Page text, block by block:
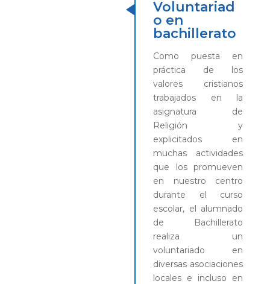
Voluntariad
o en
bachillerato
Como puesta en
práctica de los
valores cristianos
trabajados en la
asignatura de
Religión y
explicitados en
muchas actividades
que los promueven
en nuestro centro
durante el curso
escolar, el alumnado
de Bachillerato
realiza un
voluntariado en
diversas asociaciones
locales e incluso en